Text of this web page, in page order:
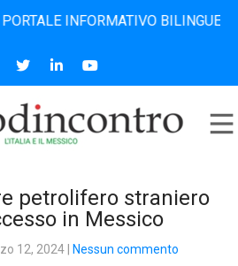
INFORMATIVO BILINGUE CHE
petrolifero straniero
in Messico
12, 2024 Nessun commento